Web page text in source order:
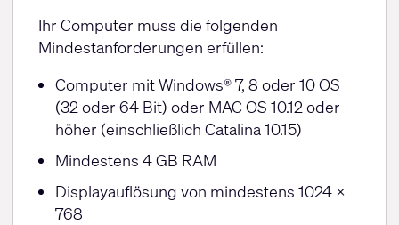
Ihr Computer muss die folgenden
Mindestanforderungen erfüllen:
Computer mit Windows® 7, 8 oder 10 OS
(32 oder 64 Bit) oder MAC OS 10.12 oder
höher (einschließlich Catalina 10.15)
Mindestens 4 GB RAM
Displayauflösung von mindestens 1024 x
768